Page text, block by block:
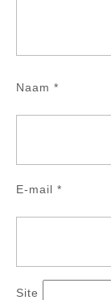
Naam *
E-mail *
Site